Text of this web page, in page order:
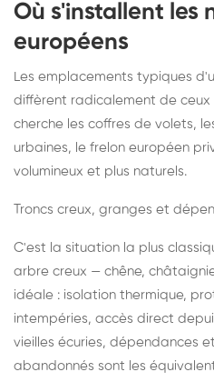
Où s'installent les
européens
Les emplacements typiques
diffèrent radicalement de
cherche les coffres de volets,
urbaines, le frelon européen
volumineux et plus naturels.
Troncs creux, granges et
C'est la situation la plus
arbre creux — chêne,
idéale : isolation thermique,
intempéries, accès direct
vieilles écuries, dépendances
abandonnés sont les